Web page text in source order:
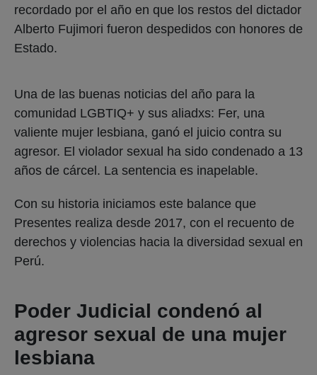
recordado por el año en que los restos del dictador
Alberto Fujimori fueron despedidos con honores de
Estado.
Una de las buenas noticias del año para la
comunidad LGBTIQ+ y sus aliadxs: Fer, una
valiente mujer lesbiana, ganó el juicio contra su
agresor. El violador sexual ha sido condenado a 13
años de cárcel. La sentencia es inapelable.
Con su historia iniciamos este balance que
Presentes realiza desde 2017, con el recuento de
derechos y violencias hacia la diversidad sexual en
Perú.
Poder Judicial condenó al
agresor sexual de una mujer
lesbiana